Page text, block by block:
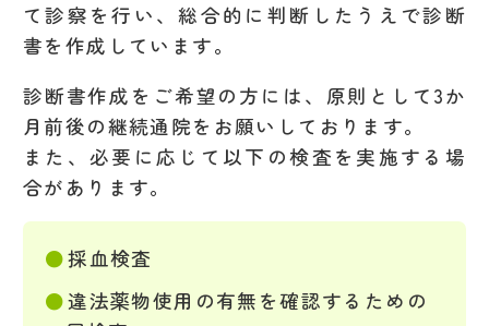
て診察を行い、総合的に判断したうえで診断
書を作成しています。
診断書作成をご希望の方には、原則として3か
月前後の継続通院をお願いしております。
また、必要に応じて以下の検査を実施する場
合があります。
採血検査
違法薬物使用の有無を確認するための